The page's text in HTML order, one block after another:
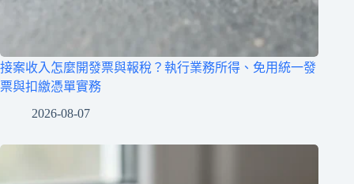
接案收入怎麼開發票與報稅？執行業務所得、免用統一發
票與扣繳憑單實務
2026-08-07